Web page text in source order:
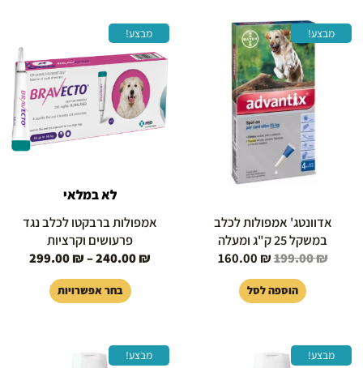
מבצע!
אדוונטג' אמפולות לכלב
במשקל 25 ק"ג ומעלה
199.00₪
המחיר
המקורי
היה:
199.00 ₪.
160.00 ₪
הוספה לסל
מבצע!
לא במלאי
אמפולות ברבקטו לכלב נגד
פרעושים וקרציות
240.00₪
–
299.00₪
עד
⁦299.00 ₪⁩
בחר אפשרויות
יש
מספר
סוגים.
ניתן
לבחור
בעמוד
מבצע! מבצע!